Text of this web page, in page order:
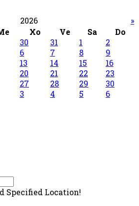
2026
»
Xo Ve Sa
Do
30 31 1
2
6 7 8
9
13 14 15
16
20 21 22
23
27 28 29
30
3 4 5 6
Specified Location!